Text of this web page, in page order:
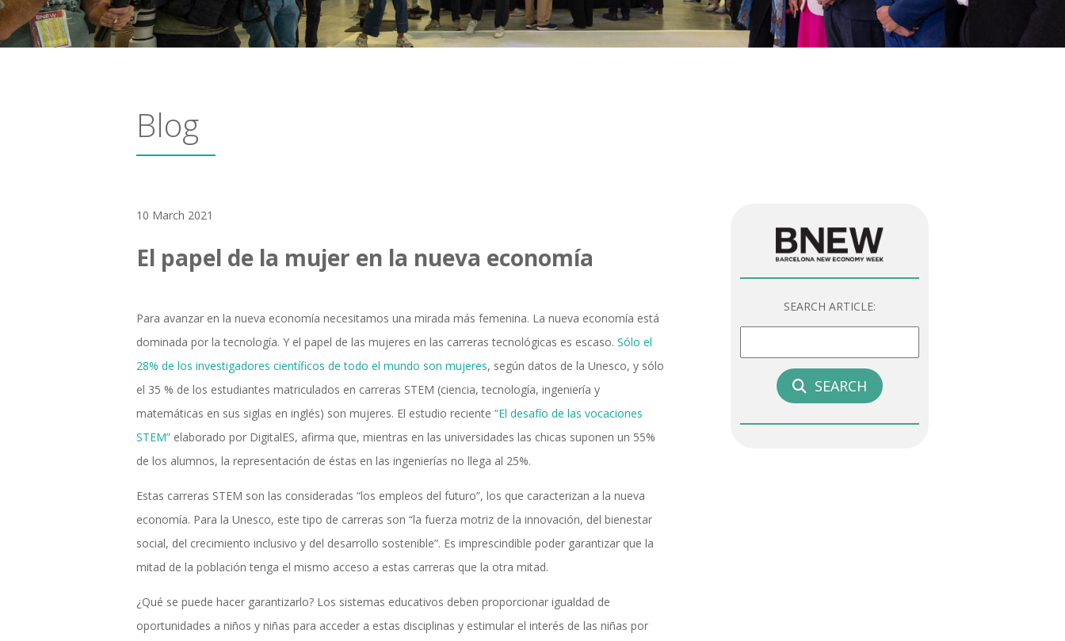
Blog
10 March 2021
El papel de la mujer en la nueva economía
Para avanzar en la nueva economía necesitamos una mirada más femenina. La nueva economía está
dominada por la tecnología. Y el papel de las mujeres en las carreras tecnológicas es escaso. Sólo el
28% de los investigadores científicos de todo el mundo son mujeres, según datos de la Unesco, y sólo
el 35 % de los estudiantes matriculados en carreras STEM (ciencia, tecnología, ingeniería y
matemáticas en sus siglas en inglés) son mujeres. El estudio reciente “El desafío de las vocaciones
STEM” elaborado por DigitalES, afirma que, mientras en las universidades las chicas suponen un 55%
de los alumnos, la representación de éstas en las ingenierías no llega al 25%.
Estas carreras STEM son las consideradas “los empleos del futuro”, los que caracterizan a la nueva
economía. Para la Unesco, este tipo de carreras son “la fuerza motriz de la innovación, del bienestar
social, del crecimiento inclusivo y del desarrollo sostenible”. Es imprescindible poder garantizar que la
mitad de la población tenga el mismo acceso a estas carreras que la otra mitad.
¿Qué se puede hacer garantizarlo? Los sistemas educativos deben proporcionar igualdad de
oportunidades a niños y niñas para acceder a estas disciplinas y estimular el interés de las niñas por
SEARCH ARTICLE:
SEARCH